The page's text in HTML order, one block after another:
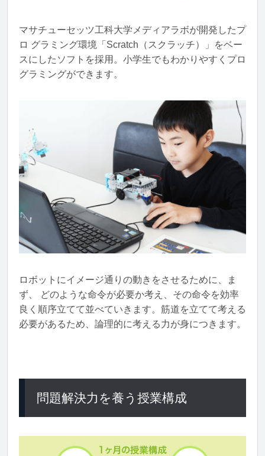
マサチューセッツ工科大学メディアラボが開発したプ
ロ グラミング環境「Scratch（スクラッチ）」をベー
スにしたソフトを採用。小学生でもわかりやすくプロ
グラミングができます。
ロボットにイメージ通りの動きをさせるために、ま
ず、 どのような命令が必要か考え、その命令を効率
良く順序立てて並べていきます。筋道を立てて考える
必要があるため、論理的に考える力が身につきます。
問題解決力を養う授業構成